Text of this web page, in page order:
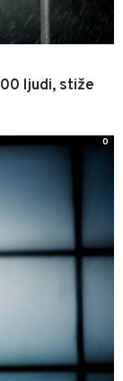
ljudi, stiže
0